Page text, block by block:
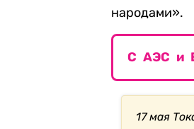
народами».
С АЭС и
17 мая